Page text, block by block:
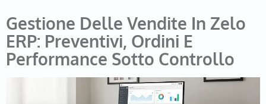
Gestione Delle Vendite In Zelo
ERP: Preventivi, Ordini E
Performance Sotto Controllo